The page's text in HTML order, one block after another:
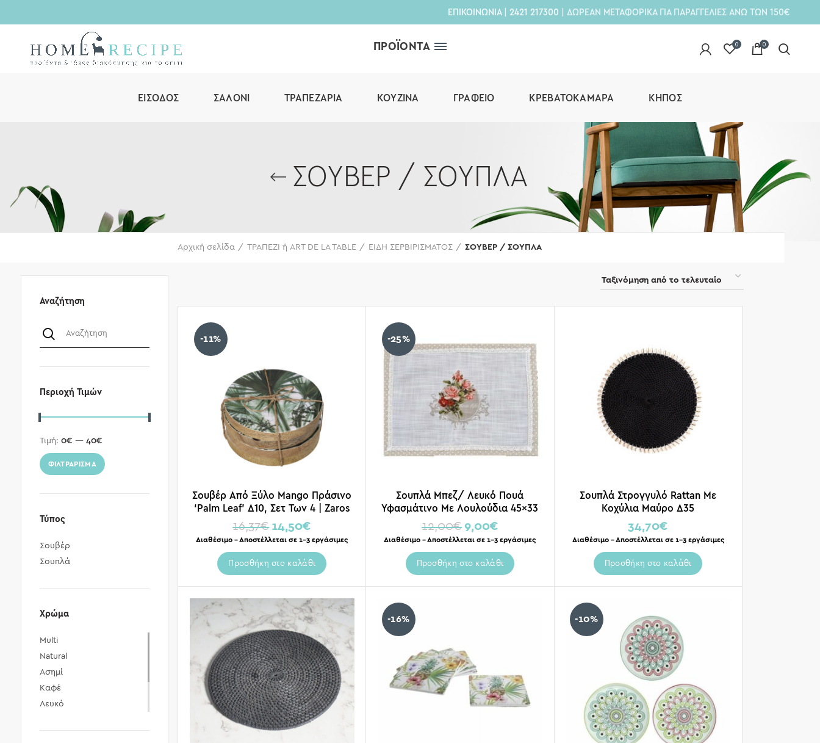
ΕΠΙΚΟΙΝΩΝΙΑ| 2421 217300 | ΔΩΡΕΑΝ ΜΕΤΑΦΟΡΙΚΑ ΓΙΑ ΠΑΡΑΓΓΕΛΙΕΣ ΑΝΩ ΤΩΝ 150€
ΠΡΟΪΟΝΤΑ 0 0
ΕΊΣΟΔΟΣ ΣΑΛΌΝΙ ΤΡΑΠΕΖΑΡΊΑ ΚΟΥΖΊΝΑ ΓΡΑΦΕΊΟ ΚΡΕΒΑΤΟΚΆΜΑΡΑ ΚΉΠΟΣ
ΣΟΥΒΕΡ / ΣΟΥΠΛΑ
Αναζήτηση
Περιοχή Τιμών
ΦΙΛΤΡΆΡΙΣΜΑ
Τιμή: 0€ — 40€
Τύπος
Σουβέρ
Σουπλά
Χρώμα
Multi
Natural
Ασημί
Καφέ
Λευκό
Αρχική σελίδα ΤΡΑΠΕΖΙ ή ART DE LA TABLE ΕΙΔΗ ΣΕΡΒΙΡΙΣΜΑΤΟΣ ΣΟΥΒΕΡ / ΣΟΥΠΛΑ
-11%
Σουβέρ Από Ξύλο Mango Πράσινο
‘Palm Leaf’ Δ10, Σετ Των 4 | Zaros
16,37€ 14,50€
Διαθέσιμο – Αποστέλλεται σε 1-3 εργάσιμες
Προσθήκη στο καλάθι
-25%
Σουπλά Μπεζ/ Λευκό Πουά
Υφασμάτινο Με Λουλούδια 45×33
12,00€ 9,00€
Διαθέσιμο – Αποστέλλεται σε 1-3 εργάσιμες
Προσθήκη στο καλάθι
Σουπλά Στρογγυλό Rattan Με
Κοχύλια Μαύρο Δ35
34,70€
Διαθέσιμο – Αποστέλλεται σε 1-3 εργάσιμες
Προσθήκη στο καλάθι
-16% -10%